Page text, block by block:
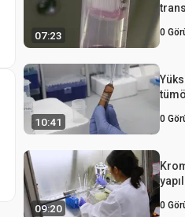
07:23 0
10:41 0
09:20 0